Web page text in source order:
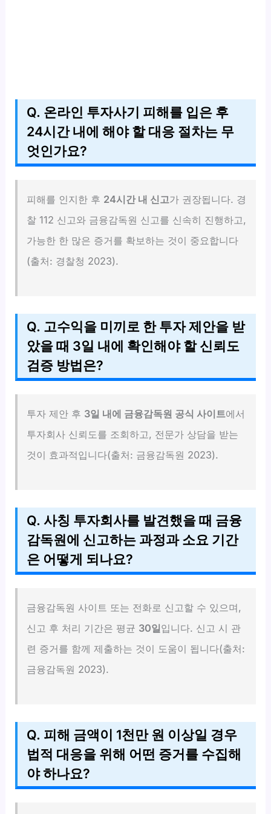
Q. 온라인 투자사기 피해를 입은 후
24시간 내에 해야 할 대응 절차는 무
엇인가요?
피해를 인지한 후 24시간 내 신고가 권장됩니다. 경
찰 112 신고와 금융감독원 신고를 신속히 진행하고,
가능한 한 많은 증거를 확보하는 것이 중요합니다
(출처: 경찰청 2023).
Q. 고수익을 미끼로 한 투자 제안을 받
았을 때 3일 내에 확인해야 할 신뢰도
검증 방법은?
투자 제안 후 3일 내에 금융감독원 공식 사이트에서
투자회사 신뢰도를 조회하고, 전문가 상담을 받는
것이 효과적입니다(출처: 금융감독원 2023).
Q. 사칭 투자회사를 발견했을 때 금융
감독원에 신고하는 과정과 소요 기간
은 어떻게 되나요?
금융감독원 사이트 또는 전화로 신고할 수 있으며,
신고 후 처리 기간은 평균 30일입니다. 신고 시 관
련 증거를 함께 제출하는 것이 도움이 됩니다(출처:
금융감독원 2023).
Q. 피해 금액이 1천만 원 이상일 경우
법적 대응을 위해 어떤 증거를 수집해
야 하나요?